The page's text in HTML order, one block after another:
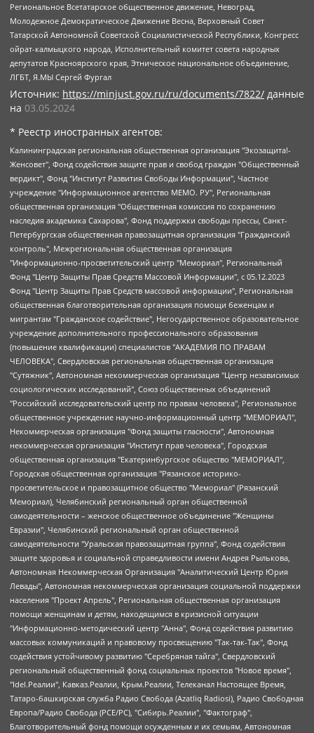
Региональное Всетатарское общественное движение, Невоград,
Молодежное Демократическое Движение Весна, Верховный Совет
Татарской Автономной Советской Социалистической Республики, Конгресс
ойрат-калмыцкого народа, Исполнительный комитет совета народных
депутатов Красноярского края, Этническое национальное объединение,
ЛГБТ, Я.МЫ Сергей Фургал
Источник: https://minjust.gov.ru/ru/documents/7822/ данные
на 03.05.2024
* Реестр иностранных агентов:
Калининградская региональная общественная организация "Экозащита!-Женсовет", Фонд содействия защите прав и свобод граждан "Общественный вердикт", Фонд "Институт Развития Свободы Информации", Частное учреждение "Информационное агентство МЕМО. РУ", Региональная общественная организация "Общественная комиссия по сохранению наследия академика Сахарова", Фонд поддержки свободы прессы, Санкт-Петербургская общественная правозащитная организация "Гражданский контроль", Межрегиональная общественная организация "Информационно-просветительский центр "Мемориал", Региональный Фонд "Центр Защиты Прав Средств Массовой Информации", с 05.12.2023 Фонд "Центр Защиты Прав Средств массовой информации", Региональная общественная благотворительная организация помощи беженцам и мигрантам "Гражданское содействие", Негосударственное образовательное учреждение дополнительного профессионального образования (повышение квалификации) специалистов "АКАДЕМИЯ ПО ПРАВАМ ЧЕЛОВЕКА", Свердловская региональная общественная организация "Сутяжник", Автономная некоммерческая организация "Центр независимых социологических исследований", Союз общественных объединений "Российский исследовательский центр по правам человека", Региональное общественное учреждение научно-информационный центр "МЕМОРИАЛ", Некоммерческая организация "Фонд защиты гласности", Автономная некоммерческая организация "Институт прав человека", Городская общественная организация "Екатеринбургское общество "МЕМОРИАЛ", Городская общественная организация "Рязанское историко-просветительское и правозащитное общество "Мемориал" (Рязанский Мемориал), Челябинский региональный орган общественной самодеятельности – женское общественное объединение "Женщины Евразии", Челябинский региональный орган общественной самодеятельности "Уральская правозащитная группа", Фонд содействия защите здоровья и социальной справедливости имени Андрея Рылькова, Автономная Некоммерческая Организация "Аналитический Центр Юрия Левады", Автономная некоммерческая организация социальной поддержки населения "Проект Апрель", Региональная общественная организация помощи женщинам и детям, находящимся в кризисной ситуации "Информационно-методический центр "Анна", Фонд содействия развитию массовых коммуникаций и правовому просвещению "Так-так-Так", Фонд содействия устойчивому развитию "Серебряная тайга", Свердловский региональный общественный фонд социальных проектов "Новое время", "Idel.Реалии", Кавказ.Реалии, Крым.Реалии, Телеканал Настоящее Время, Татаро-башкирская служба Радио Свобода (Azatliq Radiosi), Радио Свободная Европа/Радио Свобода (PCE/PC), "Сибирь.Реалии", "Фактограф", Благотворительный фонд помощи осужденным и их семьям, Автономная некоммерческая организация "Институт глобализации и социальных движений", Фонд "В защиту прав заключенных", Частное учреждение "Центр поддержки и содействия развитию средств массовой информации", Пензенский региональный общественный благотворительный фонд "Гражданский союз", "Север.Реалии", Некоммерческая организация Фонд "Правовая инициатива", Общество с ограниченной ответственностью "Радио Свободная Европа/Радио Свобода", Чешское информационное агентство "MEDIUM-ORIENT", Красноярская региональная общественная организация "Мы против СПИДа", Камалягин Денис Николаевич, Маркелов Сергей Евгеньевич, Пономарев Лев Александрович, Савицкая Людмила Алексеевна, Автономная некоммерческая организация "Центр по работе с проблемой насилия "НАСИЛИЮ.НЕТ", Межрегиональный профессиональный союз работников здравоохранения "Альянс врачей", Юридическое лицо, зарегистрированное в Латвийской Республике, SIA "Medusa Project" (регистрационный номер 40103797863, дата регистрации 10.06.2014), Некоммерческая организация "Фонд по борьбе с коррупцией", Автономная некоммерческая организация "Институт права и публичной политики", Баданин Роман Сергеевич, Гликин Максим Александрович, Железнова Мария Михайловна, Лукьянова Юлия Сергеевна, Маетная Елизавета Витальевна, Маняхин Петр Борисович, Чуракова Ольга Владимировна, Ярош Юлия Петровна, Юридическое лицо "The Insider SIA", зарегистрированное в Риге, Латвийская Республика (дата регистрации 26.06.2015), являющееся администратором доменного имени интернет-издания "The Insider SIA", https://theins.ru, Постернак Алексей Евгеньевич, Рубин Михаил Аркадьевич, Анин Роман Александрович, Юридическое лицо Istories fonds, зарегистрированное в Латвийской Республике (регистрационный номер 50008295751, дата регистрации 24.02.2020), Великовский Дмитрий Александрович, Долинина Ирина Николаевна, Мароховская Алеся Алексеевна, Шлейнов Роман Юрьевич, Шмагун Олеся Валентиновна, Общество с ограниченной ответственностью "Альтаир 2021", Общество с ограниченной ответственностью "Вега 2021", Общество с ограниченной ответственностью "Главный редактор 2021", Общество с ограниченной ответственностью "Ромашки монолит", Важенков Артем Валерьевич, Ивановская областная общественная организация "Центр гендерных исследований", Гурман Юрий Альбертович, Медиапроект "ОВД-Инфо", Егоров Владимир Владимирович, Жилинский Владимир Александрович, Общество с ограниченной ответственностью "ЗП", Иванова София Юрьевна, Карезина Инна Павловна, Кильтау Екатерина Викторовна, Петров Алексей Викторович, Пискунов Сергей Евгеньевич, Смирнов Сергей Сергеевич, Тихонов Михаил Сергеевич, Общество с ограниченной ответственностью "ЖУРНАЛИСТ-ИНОСТРАННЫЙ АГЕНТ", Арапова Галина Юрьевна, Вольтская Татьяна Анатольевна, Американская компания "Mason G.E.S. Anonymous Foundation" (США), являющаяся владельцем интернет-издания https://mnews.world/, Компания "Stichting Bellingcat", зарегистрированная в Нидерландах (дата регистрации 11.07.2018), Захаров Андрей Вячеславович, Клепиковская Екатерина Дмитриевна, Общество с ограниченной ответственностью "МЕМО", Перл Роман Александрович, Симонов Евгений Алексеевич, Соловьева Елена Анатольевна, Сотников Даниил Владимирович, Сурначева Елизавета Дмитриевна, Автономная некоммерческая организация по защите прав человека и информированию населения "Якутия – Наше Мнение", Общество с ограниченной ответственностью "Москоу диджитал медиа", с 26.01.2023 Общество с ограниченной ответственностью "Чайка Белые сады", Ветошкина Валерия Валерьевна, Заговора Максим Александрович, Межрегиональное общественное движение "Российская ЛГБТ - сеть", Оленичев Максим Владимирович, Павлов Иван Юрьевич, Скворцова Елена Сергеевна, Общество с ограниченной ответственностью "Как бы инагент", Кочетков Игорь Викторович, Общество с ограниченной ответственностью "Честные выборы", Еланчик Олег Александрович, Общество с ограниченной ответственностью "Нобелевский призыв", Гималова Регина Эмилевна, Григорьев Андрей Валерьевич, Григорьева Алина Александровна, Ассоциация по содействию защите прав призывников, альтернативнослужащих и военнослужащих "Правозащитная группа "Гражданин.Армия.Право", Хисамова Регина Фаритовна, Автономная некоммерческая организация по реализации социально-правовых программ "Лилит", Дальневосточное общественное движение "Маяк", Санкт-Петербургская ЛГБТ-инициативная группа "Выход", Инициативная группа ЛГБТ+ "Реверс", Алексеев Андрей Викторович, Бекбулатова Таисия Львовна, Беляев Иван Михайлович, Владыкина Елена Сергеевна, Гельман Марат Александрович, Никульшина Вероника Юрьевна, Толоконникова Надежда Андреевна, Шендерович Виктор Анатольевич, Общество с ограниченной ответственностью "Данное сообщение", Общество с ограниченной ответственностью Издательский дом "Новая глава", Айнбиндер Александра Александровна, Московский комьюнити-центр для ЛГБТ+инициатив, Благотворительный фонд развития филантропии, Deutsche Welle (Германия, Kurt-Schumacher-Strasse 3, 53113 Bonn), Борзунова Мария Михайловна, Воробьев Виктор Викторович, Голубева Анна Львовна, Константинова Алла Михайловна, Малкова Ирина Владимировна, Мурадов Мурад Абдулгалимович, Осетинская Елизавета Николаевна, Понасенков Евгений Николаевич, Ганапольский Матвей Юрьевич, Киселев Евгений Алексеевич, Борухович Ирина Григорьевна, Дремин Иван Тимофеевич, Дубровский Дмитрий Викторович, Красноярская региональная общественная организация поддержки и развития альтернативных образовательных технологий и межкультурных коммуникаций "ИНТЕРРА", Маяковская Екатерина Алексеевна, Фейгин Марк Захарович, Филимонов Андрей Викторович, Дзугкоева Регина Николаевна, Доброхотов Роман Александрович, Дудь Юрий Александрович, Елкин Сергей Владимирович, Кругликов Кирилл Игоревич, Сабунаева Мария Леонидовна, Семенов Алексей Владимирович, Шаинян Карен Багратович, Шульман Екатерина Михайловна, Асафьев Артур Валерьевич, Вахштайн Виктор Семенович, Венедиктов Алексей Алексеевич, Лушникова Екатерина Евгеньевна, Волков Леонид Михайлович, Невзоров Александр Глебович, Пархоменко Сергей Борисович, Сироткин Ярослав Николаевич, Кара-Мурза Владимир Владимирович, Баранова Наталья Владимировна, Гозман Леонид Яковлевич, Кагарлицкий Борис Юльевич, Климарев Михаил Валерьевич, Милов Владимир Станиславович, Автономная некоммерческая организация Краснодарский центр современного искусства "Типография", Моргенштерн Алишер Тагирович, Соболь Любовь Эдуардовна, Общество с ограниченной ответственностью "ЛИЗА НОРМ", Каспаров Гарри Кимович, Ходорковский Михаил Борисович, Общество с ограниченной ответственностью "Апрельские тезисы", Данилович Ирина Брониславовна, Кашин Олег Владимирович, Петров Николай Владимирович, Пивоваров Алексей Владимирович, Соколов Михаил Владимирович, Цветкова Юлия Владимировна, Чичваркин Евгений Александрович, Комитет против пыток/Команда против пыток, Общество с ограниченной ответственностью "Первый научный", Общество с ограниченной ответственностью "Вертолет и ко", Белоцерковская Вероника Борисовна, Кац Максим Евгеньевич, Лазарева Татьяна Юрьевна, Шаведдинов Руслан Табризович, Яшин Илья Валерьевич, Общество с ограниченной ответственностью "Иноагент ААВ", Алешковский Дмитрий Петрович, Альбац Евгения Марковна, Быков Дмитрий Львович, Галямина Юлия Евгеньевна, Лойко Сергей Леонидович, Мартынов Кирилл Константинович, Медведев Сергей Александрович, Крашенинников Федор Геннадиевич, Гордеева Катерина Вл